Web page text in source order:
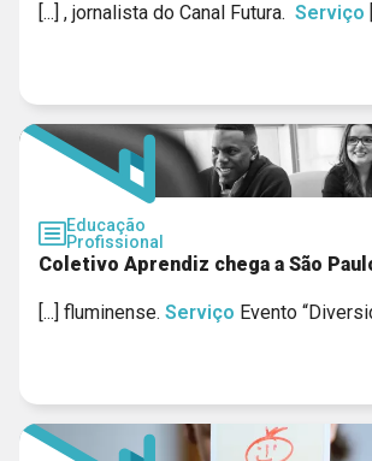
[...] , jornalista do Canal Futura. Serviço
Educação
Profissional
Coletivo Aprendiz chega a São
[...] fluminense. Serviço Evento